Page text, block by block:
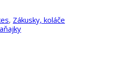
, Zákusky, koláče